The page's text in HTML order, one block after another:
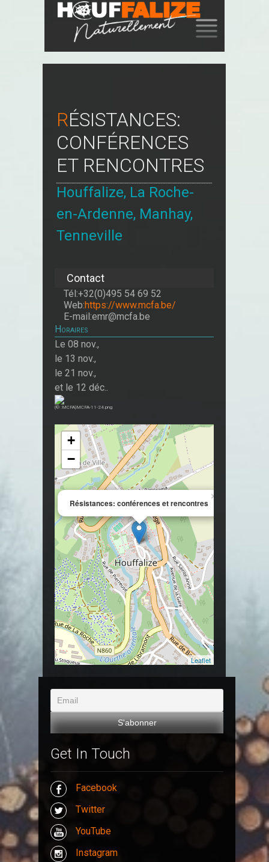
RÉSISTANCES:
CONFÉRENCES
ET RENCONTRES
Houffalize, La Roche-
en-Ardenne, Manhay,
Tenneville
Contact
Tél:+32(0)495 54 69 52
Web:https://www.mcfa.be/
E-mail:emr@mcfa.be
Horaires
Le 08 nov.,
le 13 nov.,
le 21 nov.,
et le 12 déc..
(© :MCFA)MCFA-11-24.png
Résistances: conférences et rencontres
×
+
−
Leaflet
Get In Touch
Facebook
Twitter
YouTube
Instagram